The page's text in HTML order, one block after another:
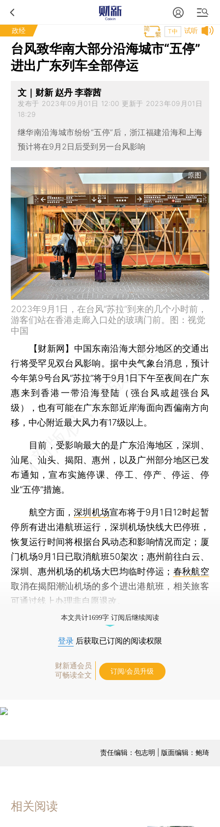
政经 试听
T中
台风致华南大部分沿海城市“五停”
进出广东列车全部停运
文｜财新 赵丹 李蓉茜
发布于 2023年09月01日 12:00 更新于 2023年09月01日
18:29
继华南沿海城市纷纷“五停”后，浙江福建沿海和上海
预计将在9月2日后受到另一台风影响
原图
2023年9月1日，在台风“苏拉”到来的几个小时前，
游客们站在香港走廊入口处的玻璃门前。图：视觉
中国
【财新网】 中国东南沿海大部分地区的交通出
行将受罕见双台风影响。据中央气象台消息，预计
今年第9号台风“苏拉”将于9月1日下午至夜间在广东
惠来到香港一带沿海登陆（强台风或超强台风
级），也有可能在广东东部近岸海面向西偏南方向
移，中心附近最大风力有17级以上。
目前，受影响最大的是广东沿海地区，深圳、
汕尾、汕头、揭阳、惠州，以及广州部分地区已发
布通知，宣布实施停课、停工、停产、停运、停
业“五停”措施。
航空方面，深圳机场宣布将于9月1日12时起暂
停所有进出港航班运行，深圳机场快线大巴停班，
恢复运行时间将根据台风动态和影响情况而定；厦
门机场9月1日已取消航班50架次；惠州前往白云、
深圳、惠州机场的机场大巴均临时停运； 春秋航空
取消在揭阳潮汕机场的多个进出港航班，相关旅客
可通过线上办理非自愿退改。
本文共计1699字 订阅后继续阅读
登录 后获取已订阅的阅读权限
财新通会员
可畅读全文
订阅/会员升级
责任编辑：包志明 | 版面编辑：鲍琦
相关阅读